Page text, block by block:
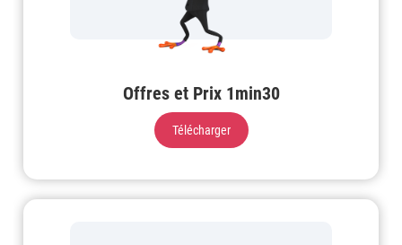
Offres et Prix 1min30
Télécharger